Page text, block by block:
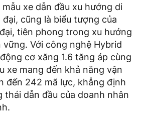
xe dẫn đầu xu hướng di
cũng là biểu tượng của
tiên phong trong xu hướng
vững. Với công nghệ Hybrid
cơ xăng 1.6 tăng áp cùng
xe mang đến khả năng vận
đến 242 mã lực, khẳng định
thái dẫn đầu của doanh nhân